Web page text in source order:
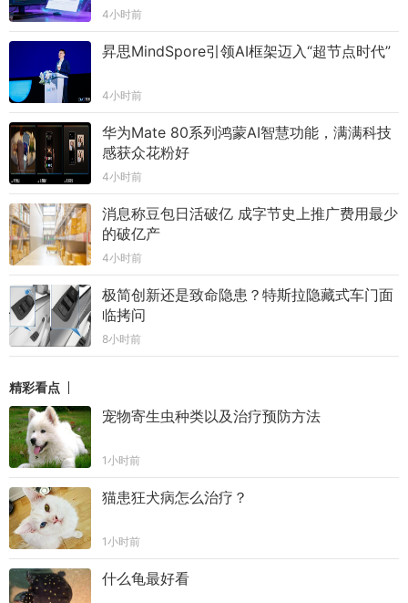
4小时前
昇思MindSpore引领AI框架迈入“超节点时代”
4小时前
华为Mate 80系列鸿蒙AI智慧功能，满满科技
感获众花粉好
4小时前
消息称豆包日活破亿 成字节史上推广费用最少
的破亿产
4小时前
极简创新还是致命隐患？特斯拉隐藏式车门面
临拷问
8小时前
精彩看点
宠物寄生虫种类以及治疗预防方法
1小时前
猫患狂犬病怎么治疗？
1小时前
什么龟最好看